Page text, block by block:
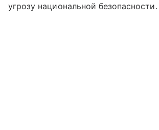
угрозу национальной безопасности.